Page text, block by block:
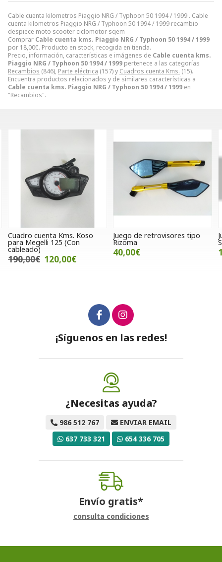
Cable cuenta kilometros Piaggio NRG / Typhoon 50 1994 / 1999 . Cable
cuenta kilometros Piaggio NRG / Typhoon 50 1994 / 1999 recambio
despiece moto scooter ciclomotor sqem
Comprar Cable cuenta kms. Piaggio NRG / Typhoon 50 1994 / 1999
por 18,00€. Producto en stock, recogida en tienda.
Precio, información, características e imágenes de Cable cuenta kms.
Piaggio NRG / Typhoon 50 1994 / 1999 pertenece a las categorías
Recambios (846), Parte eléctrica (157) y Cuadros cuenta Kms. (15).
Encuentra productos relacionados y de similares características a
Cable cuenta kms. Piaggio NRG / Typhoon 50 1994 / 1999 en
"Recambios".
Juego de retrovisores tipo
Rizoma
40,00€
Junta cubierta alternador
SWM Superdual 650 2017
18,00€
¡Síguenos en las redes!
¿Necesitas ayuda?
986 512 767
ENVIAR EMAIL
637 733 321
654 336 705
Envío gratis*
consulta condiciones